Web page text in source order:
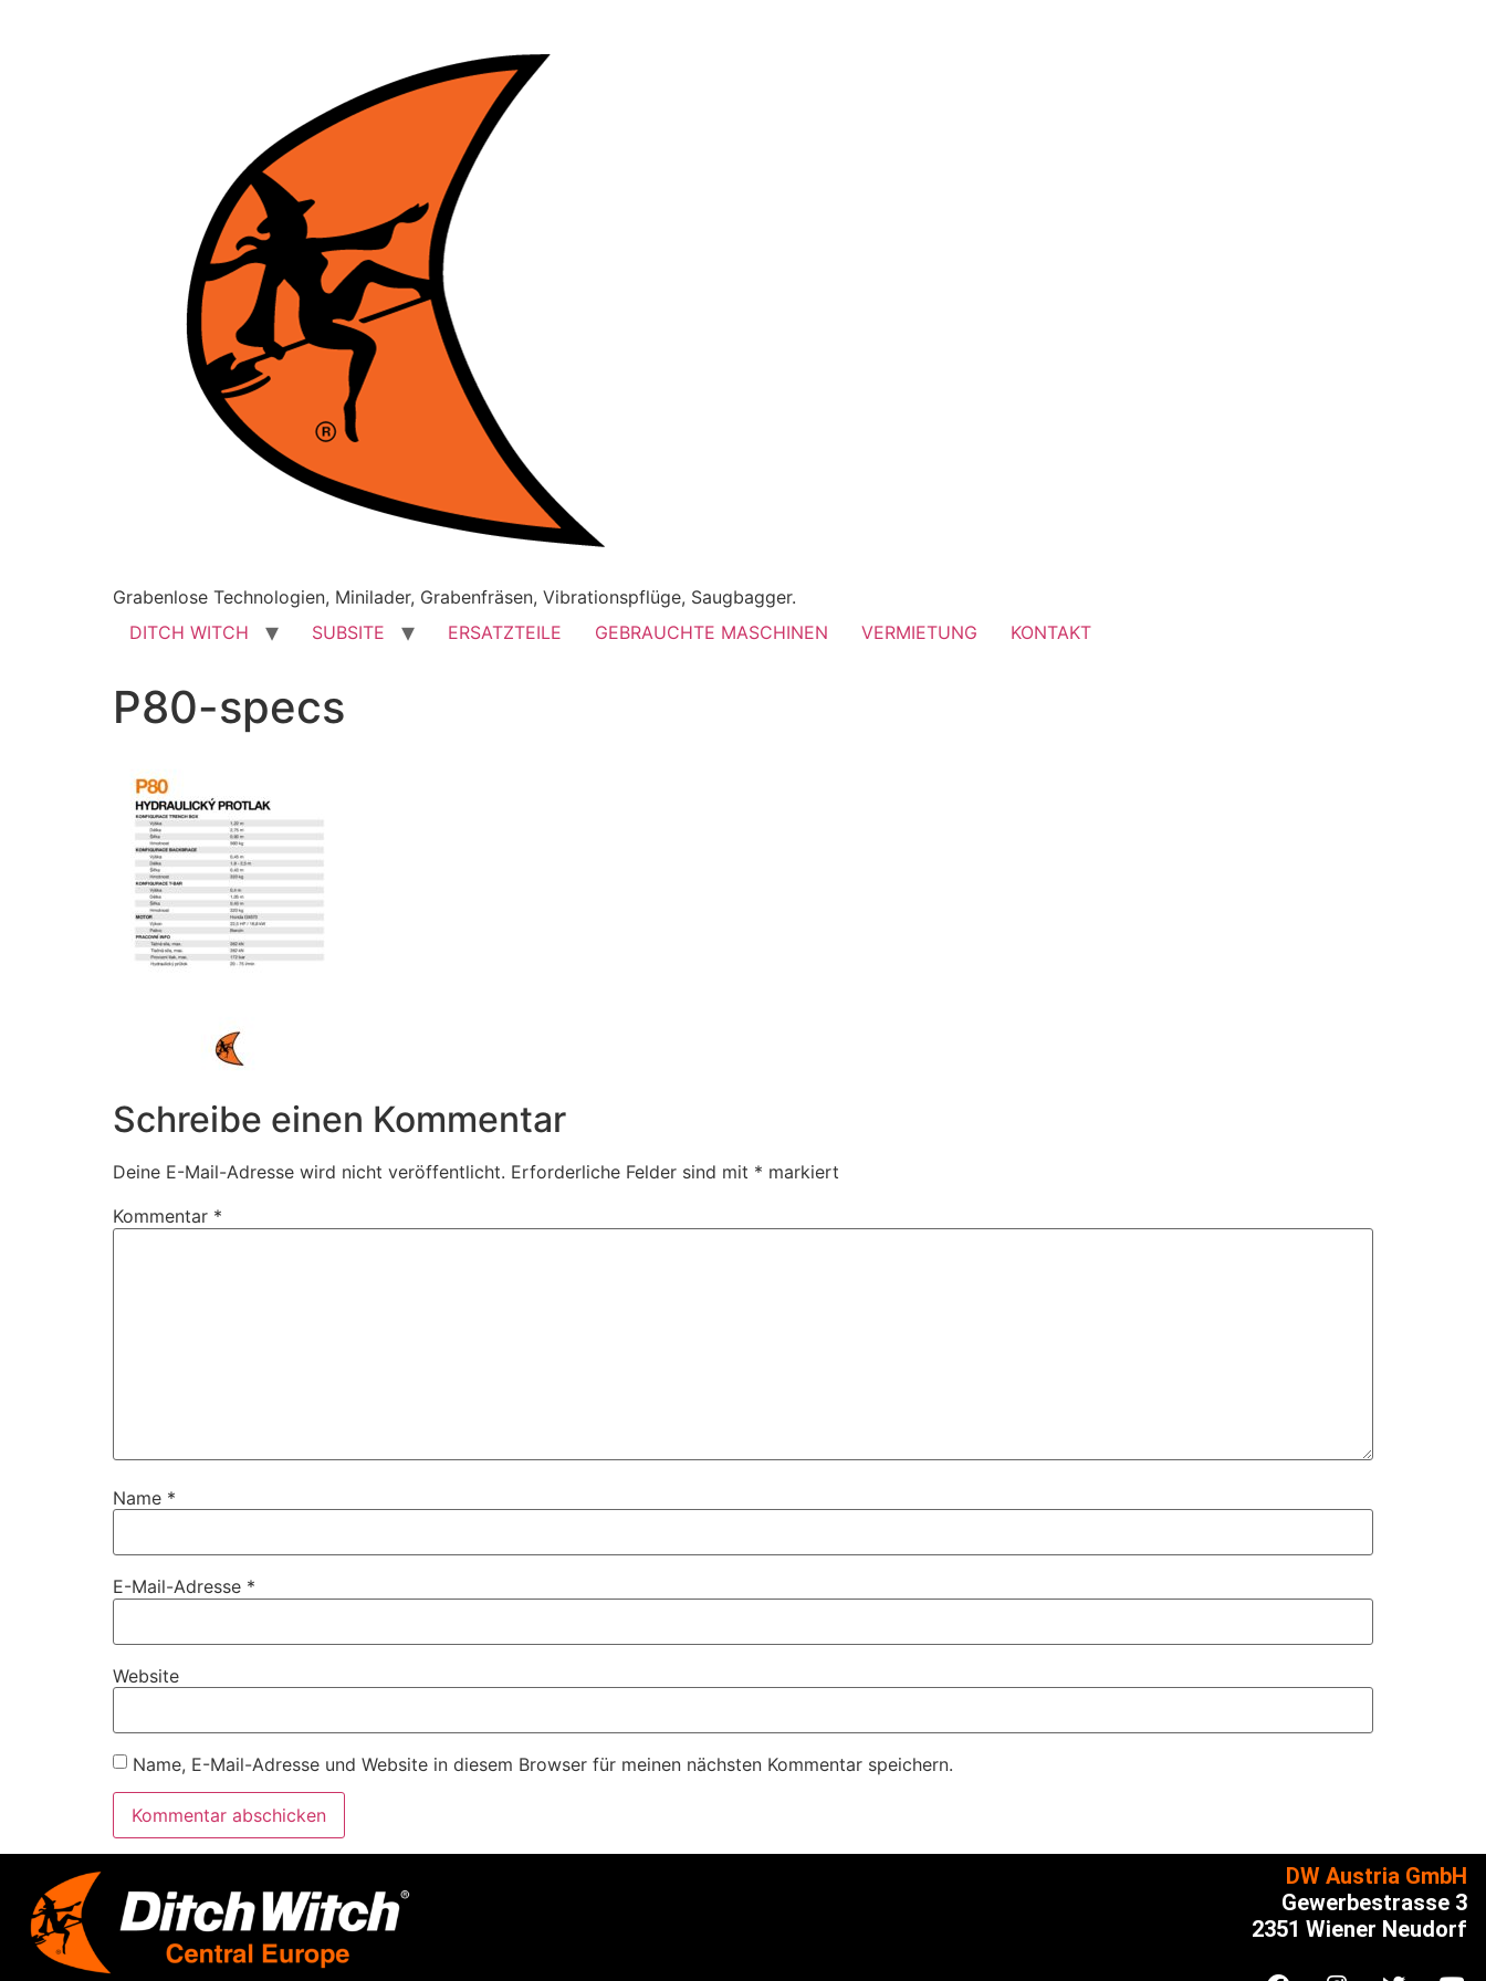
Grabenlose Technologien, Minilader, Grabenfräsen, Vibrationspflüge, Saugbagger.
DITCH WITCH
SUBSITE ERSATZTEILE GEBRAUCHTE MASCHINEN VERMIETUNG KONTAKT
P80-specs
Schreibe einen Kommentar
Deine E-Mail-Adresse wird nicht veröffentlicht. Erforderliche Felder sind mit * markiert
Kommentar *
Name *
E-Mail-Adresse *
Website
Name, E-Mail-Adresse und Website in diesem Browser für meinen nächsten Kommentar speichern.
DW Austria GmbH
Gewerbestrasse 3
2351 Wiener Neudorf